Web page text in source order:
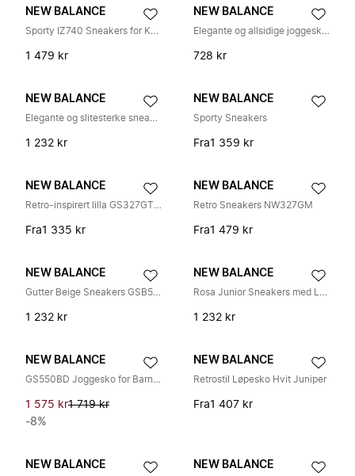
NEW BALANCE
Sporty IZ740 Sneakers for Kvinner
1 479 kr
NEW BALANCE
Elegante og allsidige joggesko B80 modell
728 kr
NEW BALANCE
Elegante og slitesterke sneakers modell 550
1 232 kr
NEW BALANCE
Sporty Sneakers
Fra1 359 kr
NEW BALANCE
Retro-inspirert lilla GS327GT sneaker
Fra1 335 kr
NEW BALANCE
Retro Sneakers NW327GM
Fra1 479 kr
NEW BALANCE
Gutter Beige Sneakers GSB550 Stil
1 232 kr
NEW BALANCE
Rosa Junior Sneakers med Lær Detaljer
1 232 kr
NEW BALANCE
GS550BD Joggesko for Barn for Stil og Komfort
1 575 kr1 719 kr
-8%
NEW BALANCE
Retrostil Løpesko Hvit Juniper
Fra1 407 kr
NEW BALANCE NEW BALANCE